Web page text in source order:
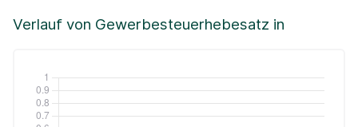
Verlauf von Gewerbesteuerhebesatz in
+